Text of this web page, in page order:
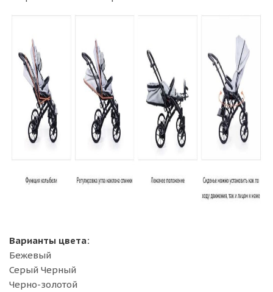
Варианты цвета:
Бежевый
Серый Черный
Черно-золотой